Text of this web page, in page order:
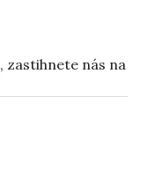
zastihnete nás na